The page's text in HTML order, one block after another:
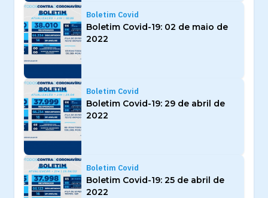
Boletim Covid
Boletim Covid-19: 02 de maio de
2022
Boletim Covid
Boletim Covid-19: 29 de abril de
2022
Boletim Covid
Boletim Covid-19: 25 de abril de
2022